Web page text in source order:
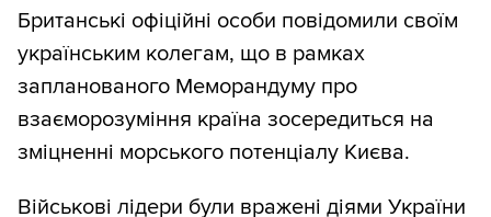
Британські офіційні особи повідомили своїм
українським колегам, що в рамках
запланованого Меморандуму про
взаєморозуміння країна зосередиться на
зміцненні морського потенціалу Києва.
Військові лідери були вражені діями України